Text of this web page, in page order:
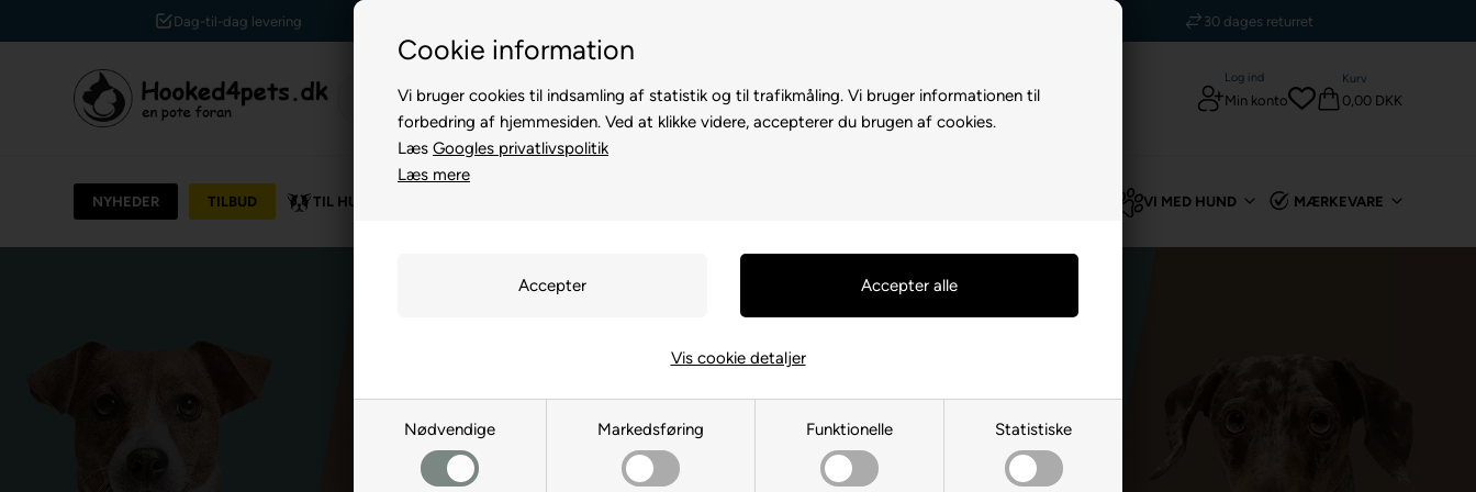
Cookie information
Vi bruger cookies til indsamling af statistik og til trafikmåling. Vi bruger informationen til
forbedring af hjemmesiden. Ved at klikke videre, accepterer du brugen af cookies.
Læs Googles privatlivspolitik
Læs mere
Nødvendige Markedsføring Funktionelle Statistiske
Vis cookie detaljer
Kundeservice +45 7174 3600 5 stjerner - Trustpilot
Log ind
Min konto
Kurv
0,00 DKK
NYHEDER TILBUD TIL HUND VI MED HUND MÆRKEVARE
Topmast
Du er her: Topmast